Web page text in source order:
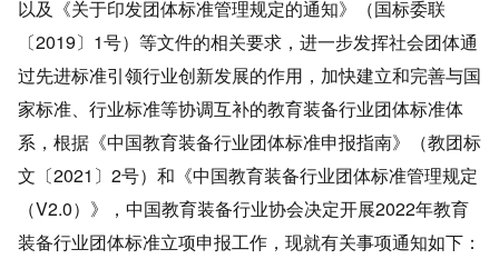
以及《关于印发团体标准管理规定的通知》（国标委联
〔2019〕1号）等文件的相关要求，进一步发挥社会团体通
过先进标准引领行业创新发展的作用，加快建立和完善与国
家标准、行业标准等协调互补的教育装备行业团体标准体
系，根据《中国教育装备行业团体标准申报指南》（教团标
文〔2021〕2号）和《中国教育装备行业团体标准管理规定
（V2.0）》，中国教育装备行业协会决定开展2022年教育
装备行业团体标准立项申报工作，现就有关事项通知如下：